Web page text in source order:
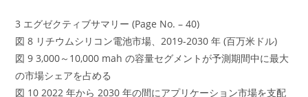
3 エグゼクティブサマリー (Page No. – 40)
図 8 リチウムシリコン電池市場、2019-2030 年 (百万米ドル)
図 9 3,000～10,000 mah の容量セグメントが予測期間中に最大
の市場シェアを占める
図 10 2022 年から 2030 年の間にアプリケーション市場を支配